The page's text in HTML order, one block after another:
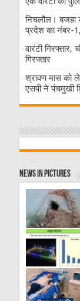
निचलौल। बजहा
प्रदेश का नंबर-
वारंटी
गिरफ्तार
श्रावण मास को
एसपी ने पंचमुखी
News in Pictures